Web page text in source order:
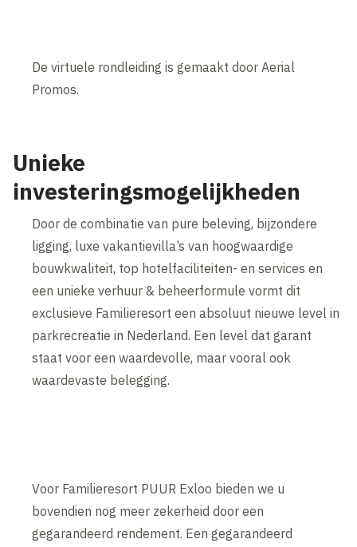
De virtuele rondleiding is gemaakt door Aerial
Promos.
Unieke
investeringsmogelijkheden
Door de combinatie van pure beleving, bijzondere
ligging, luxe vakantievilla’s van hoogwaardige
bouwkwaliteit, top hotelfaciliteiten- en services en
een unieke verhuur & beheerformule vormt dit
exclusieve Familieresort een absoluut nieuwe level in
parkrecreatie in Nederland. Een level dat garant
staat voor een waardevolle, maar vooral ook
waardevaste belegging.
Voor Familieresort PUUR Exloo bieden we u
bovendien nog meer zekerheid door een
gegarandeerd rendement. Een gegarandeerd